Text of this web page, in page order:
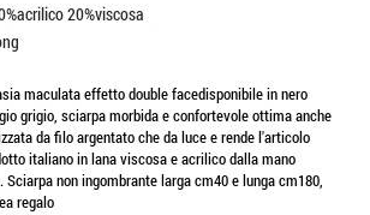
20%viscosa
maculata effetto double facedisponibile in nero
grigio, sciarpa morbida e confortevole ottima anche
da filo argentato che da luce e rende l'articolo
italiano in lana viscosa e acrilico dalla mano
non ingombrante larga cm40 e lunga cm180,
regalo